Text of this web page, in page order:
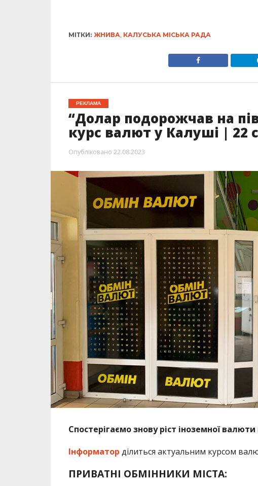
МІТКИ: ЖНИВА, КАЛУСЬКА МІСЬКА РАДА
РЕКЛАМА
“Долар подорожчав на
курс валют у Калуші | 22
Опубліковано 22.08.2023
Спостерігаємо знову ріст іноземної
Інформатор ділиться актуальним курсом
ПРИВАТНІ ОБМІННИКИ МІСТА: